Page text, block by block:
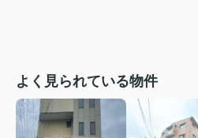
よく見られている物件